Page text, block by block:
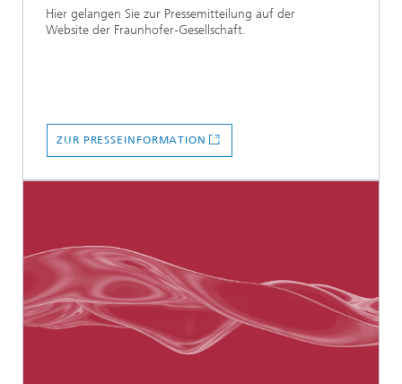
Hier gelangen Sie zur Pressemitteilung auf der
Website der Fraunhofer-Gesellschaft.
ZUR PRESSEINFORMATION